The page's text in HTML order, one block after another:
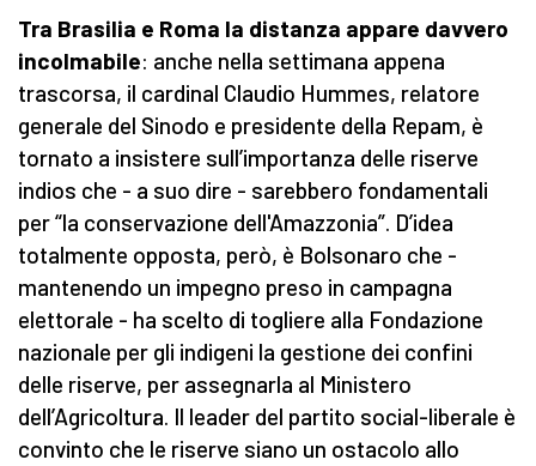
Tra Brasilia e Roma la distanza appare davvero
incolmabile: anche nella settimana appena
trascorsa, il cardinal Claudio Hummes, relatore
generale del Sinodo e presidente della Repam, è
tornato a insistere sull’importanza delle riserve
indios che - a suo dire - sarebbero fondamentali
per “la conservazione dell'Amazzonia”. D’idea
totalmente opposta, però, è Bolsonaro che -
mantenendo un impegno preso in campagna
elettorale - ha scelto di togliere alla Fondazione
nazionale per gli indigeni la gestione dei confini
delle riserve, per assegnarla al Ministero
dell’Agricoltura. Il leader del partito social-liberale è
convinto che le riserve siano un ostacolo allo